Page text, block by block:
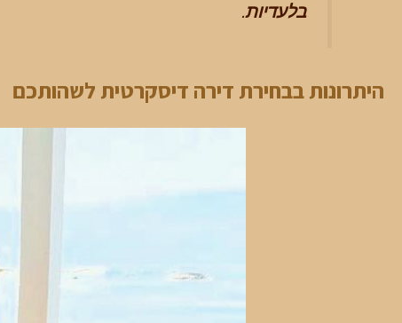
בלעדיות.
היתרונות בבחירת דירה דיסקרטית לשהותכם